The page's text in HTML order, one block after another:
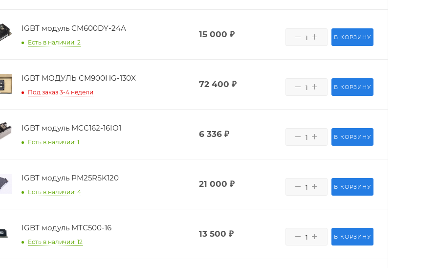
IGBT модуль CM600DY-24A
Есть в наличии: 2
15 000 ₽ В КОРЗИНУ
IGBT МОДУЛЬ CM900HG-130X
Под заказ 3-4 недели
72 400 ₽ В КОРЗИНУ
IGBT модуль MCC162-16IO1
Есть в наличии: 1
6 336 ₽ В КОРЗИНУ
IGBT модуль PM25RSK120
Есть в наличии: 4
21 000 ₽ В КОРЗИНУ
IGBT модуль MTC500-16
Есть в наличии: 12
13 500 ₽ В КОРЗИНУ